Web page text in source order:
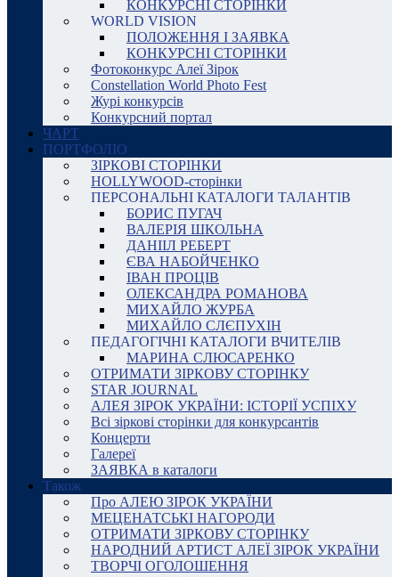
КОНКУРСНІ СТОРІНКИ
WORLD VISION
ПОЛОЖЕННЯ І ЗАЯВКА
КОНКУРСНІ СТОРІНКИ
Фотоконкурс Алеї Зірок
Constellation World Photo Fest
Журі конкурсів
Конкурсний портал
ЧАРТ
ПОРТФОЛІО
ЗІРКОВІ СТОРІНКИ
HOLLYWOOD-сторінки
ПЕРСОНАЛЬНІ КАТАЛОГИ ТАЛАНТІВ
БОРИС ПУГАЧ
ВАЛЕРІЯ ШКОЛЬНА
ДАНІІЛ РЕБЕРТ
ЄВА НАБОЙЧЕНКО
ІВАН ПРОЦІВ
ОЛЕКСАНДРА РОМАНОВА
МИХАЙЛО ЖУРБА
МИХАЙЛО СЛЄПУХІН
ПЕДАГОГІЧНІ КАТАЛОГИ ВЧИТЕЛІВ
МАРИНА СЛЮСАРЕНКО
ОТРИМАТИ ЗІРКОВУ СТОРІНКУ
STAR JOURNAL
АЛЕЯ ЗІРОК УКРАЇНИ: ІСТОРІЇ УСПІХУ
Всі зіркові сторінки для конкурсантів
Концерти
Галереї
ЗАЯВКА в каталоги
Також
Про АЛЕЮ ЗІРОК УКРАЇНИ
МЕЦЕНАТСЬКІ НАГОРОДИ
ОТРИМАТИ ЗІРКОВУ СТОРІНКУ
НАРОДНИЙ АРТИСТ АЛЕЇ ЗІРОК УКРАЇНИ
ТВОРЧІ ОГОЛОШЕННЯ